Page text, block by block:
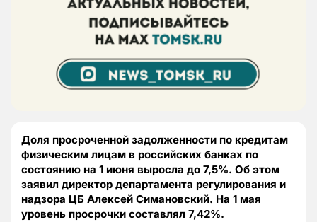
Доля просроченной задолженности по кредитам
физическим лицам в российских банках по
состоянию на 1 июня выросла до 7,5%. Об этом
заявил директор департамента регулирования и
надзора ЦБ Алексей Симановский. На 1 мая
уровень просрочки составлял 7,42%.